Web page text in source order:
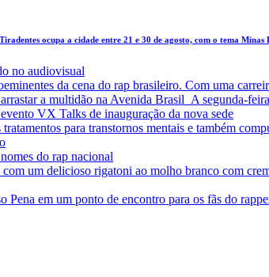
ocupa a cidade entre 21 e 30 de agosto, com o tema Minas
no audiovisual
da cena do rap brasileiro. Com uma
a multidão na Avenida Brasil A segunda-
VX Talks de inauguração da nova sede
para transtornos mentais e também
do rap nacional
um delicioso rigatoni ao molho branco com
Pena em um ponto de encontro para os fãs do